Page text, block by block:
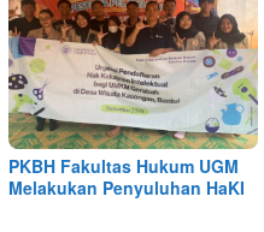
PKBH Fakultas Hukum UGM
Melakukan Penyuluhan HaKI